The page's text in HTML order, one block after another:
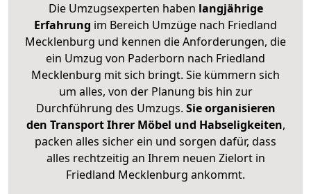
Die Umzugsexperten haben langjährige
Erfahrung im Bereich Umzüge nach Friedland
Mecklenburg und kennen die Anforderungen, die
ein Umzug von Paderborn nach Friedland
Mecklenburg mit sich bringt. Sie kümmern sich
um alles, von der Planung bis hin zur
Durchführung des Umzugs. Sie organisieren
den Transport Ihrer Möbel und Habseligkeiten,
packen alles sicher ein und sorgen dafür, dass
alles rechtzeitig an Ihrem neuen Zielort in
Friedland Mecklenburg ankommt.